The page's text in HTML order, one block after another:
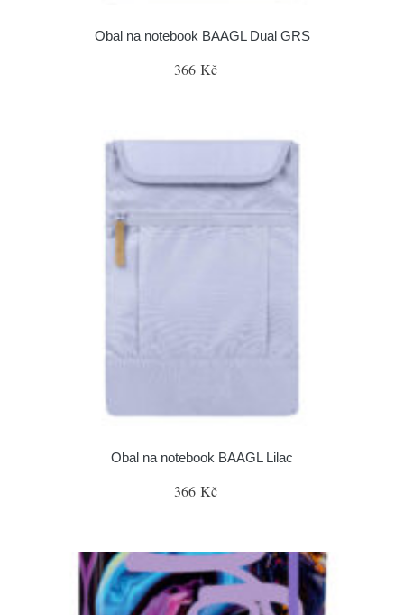
Obal na notebook BAAGL Dual GRS
366 Kč
Obal na notebook BAAGL Lilac
366 Kč